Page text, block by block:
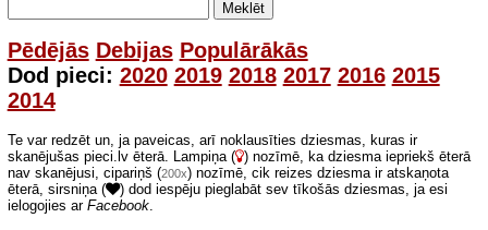
Meklēt
Pēdējās Debijas Populārākās
Dod pieci: 2020 2019 2018 2017 2016 2015
2014
Te var redzēt un, ja paveicas, arī noklausīties dziesmas, kuras ir
skanējušas pieci.lv ēterā. Lampiņa ( ) nozīmē, ka dziesma iepriekš ēterā
nav skanējusi, cipariņš (200x) nozīmē, cik reizes dziesma ir atskaņota
ēterā, sirsniņa (
) dod iespēju pieglabāt sev tīkošās dziesmas, ja esi
ielogojies ar Facebook.